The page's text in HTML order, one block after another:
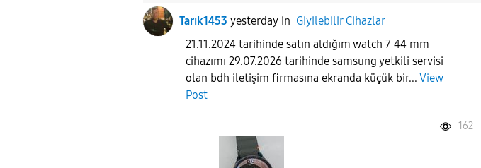
Tarık1453 yesterday in Giyilebilir Cihazlar
21.11.2024 tarihinde satın aldığım watch 7 44 mm
cihazımı 29.07.2026 tarihinde samsung yetkili servisi
olan bdh iletişim firmasına ekranda küçük bir... View
Post
162